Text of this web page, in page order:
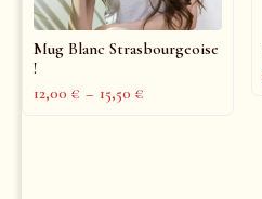
Mug Blanc Strasbourgeoise
!
12,00 € – 15,50 €